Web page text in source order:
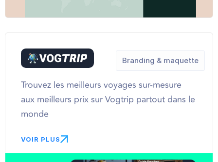
Trouvez les meilleurs voyages sur-mesure
aux meilleurs prix sur Vogtrip partout dans le
monde
VOIR PLUS
Branding & maquette